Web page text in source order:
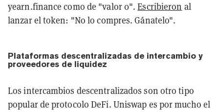
yearn.finance como de "valor 0".Escribieron al
lanzar el token: "No lo compres. Gánatelo".
Plataformas descentralizadas de intercambio y
proveedores de liquidez
Los intercambios descentralizados son otro tipo
popular de protocolo DeFi. Uniswap es por mucho el